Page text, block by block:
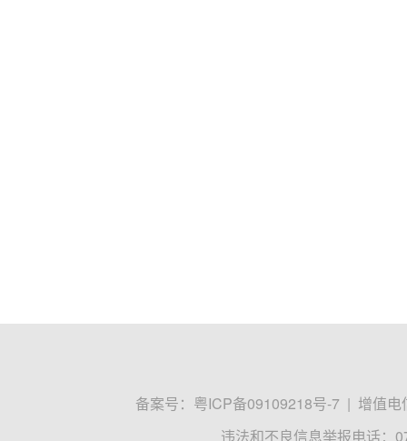
备案号： 粤ICP备09109218号-7 | 增值电
违法和不良信息举报电话：